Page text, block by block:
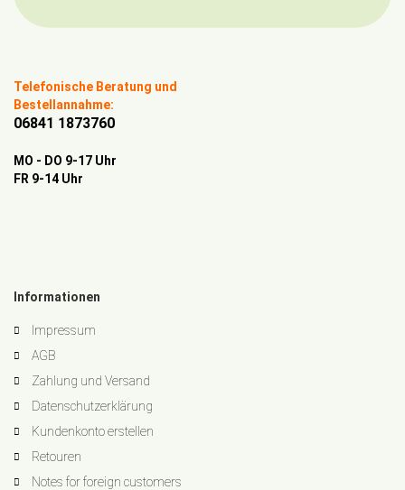
Telefonische Beratung und
Bestellannahme:
06841 1873760
MO - DO 9-17 Uhr
FR 9-14 Uhr
Informationen
Impressum
AGB
Zahlung und Versand
Datenschutzerklärung
Kundenkonto erstellen
Retouren
Notes for foreign customers